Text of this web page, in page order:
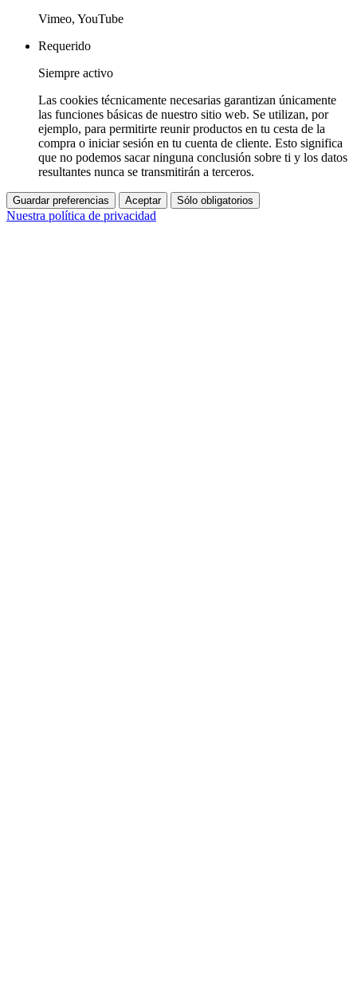
Vimeo, YouTube
Requerido
Siempre activo
Las cookies técnicamente necesarias garantizan únicamente
las funciones básicas de nuestro sitio web. Se utilizan, por
ejemplo, para permitirte reunir productos en tu cesta de la
compra o iniciar sesión en tu cuenta de cliente. Esto significa
que no podemos sacar ninguna conclusión sobre ti y los datos
resultantes nunca se transmitirán a terceros.
Guardar preferencias Aceptar Sólo obligatorios
Nuestra política de privacidad